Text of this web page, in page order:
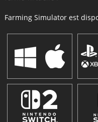
Farming Simulator est